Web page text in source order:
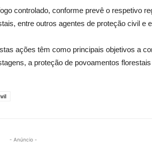
controlado, conforme prevê o respetivo
entre outros agentes de proteção civil e
ações têm como principais objetivos a
a proteção de povoamentos
- Anúncio -